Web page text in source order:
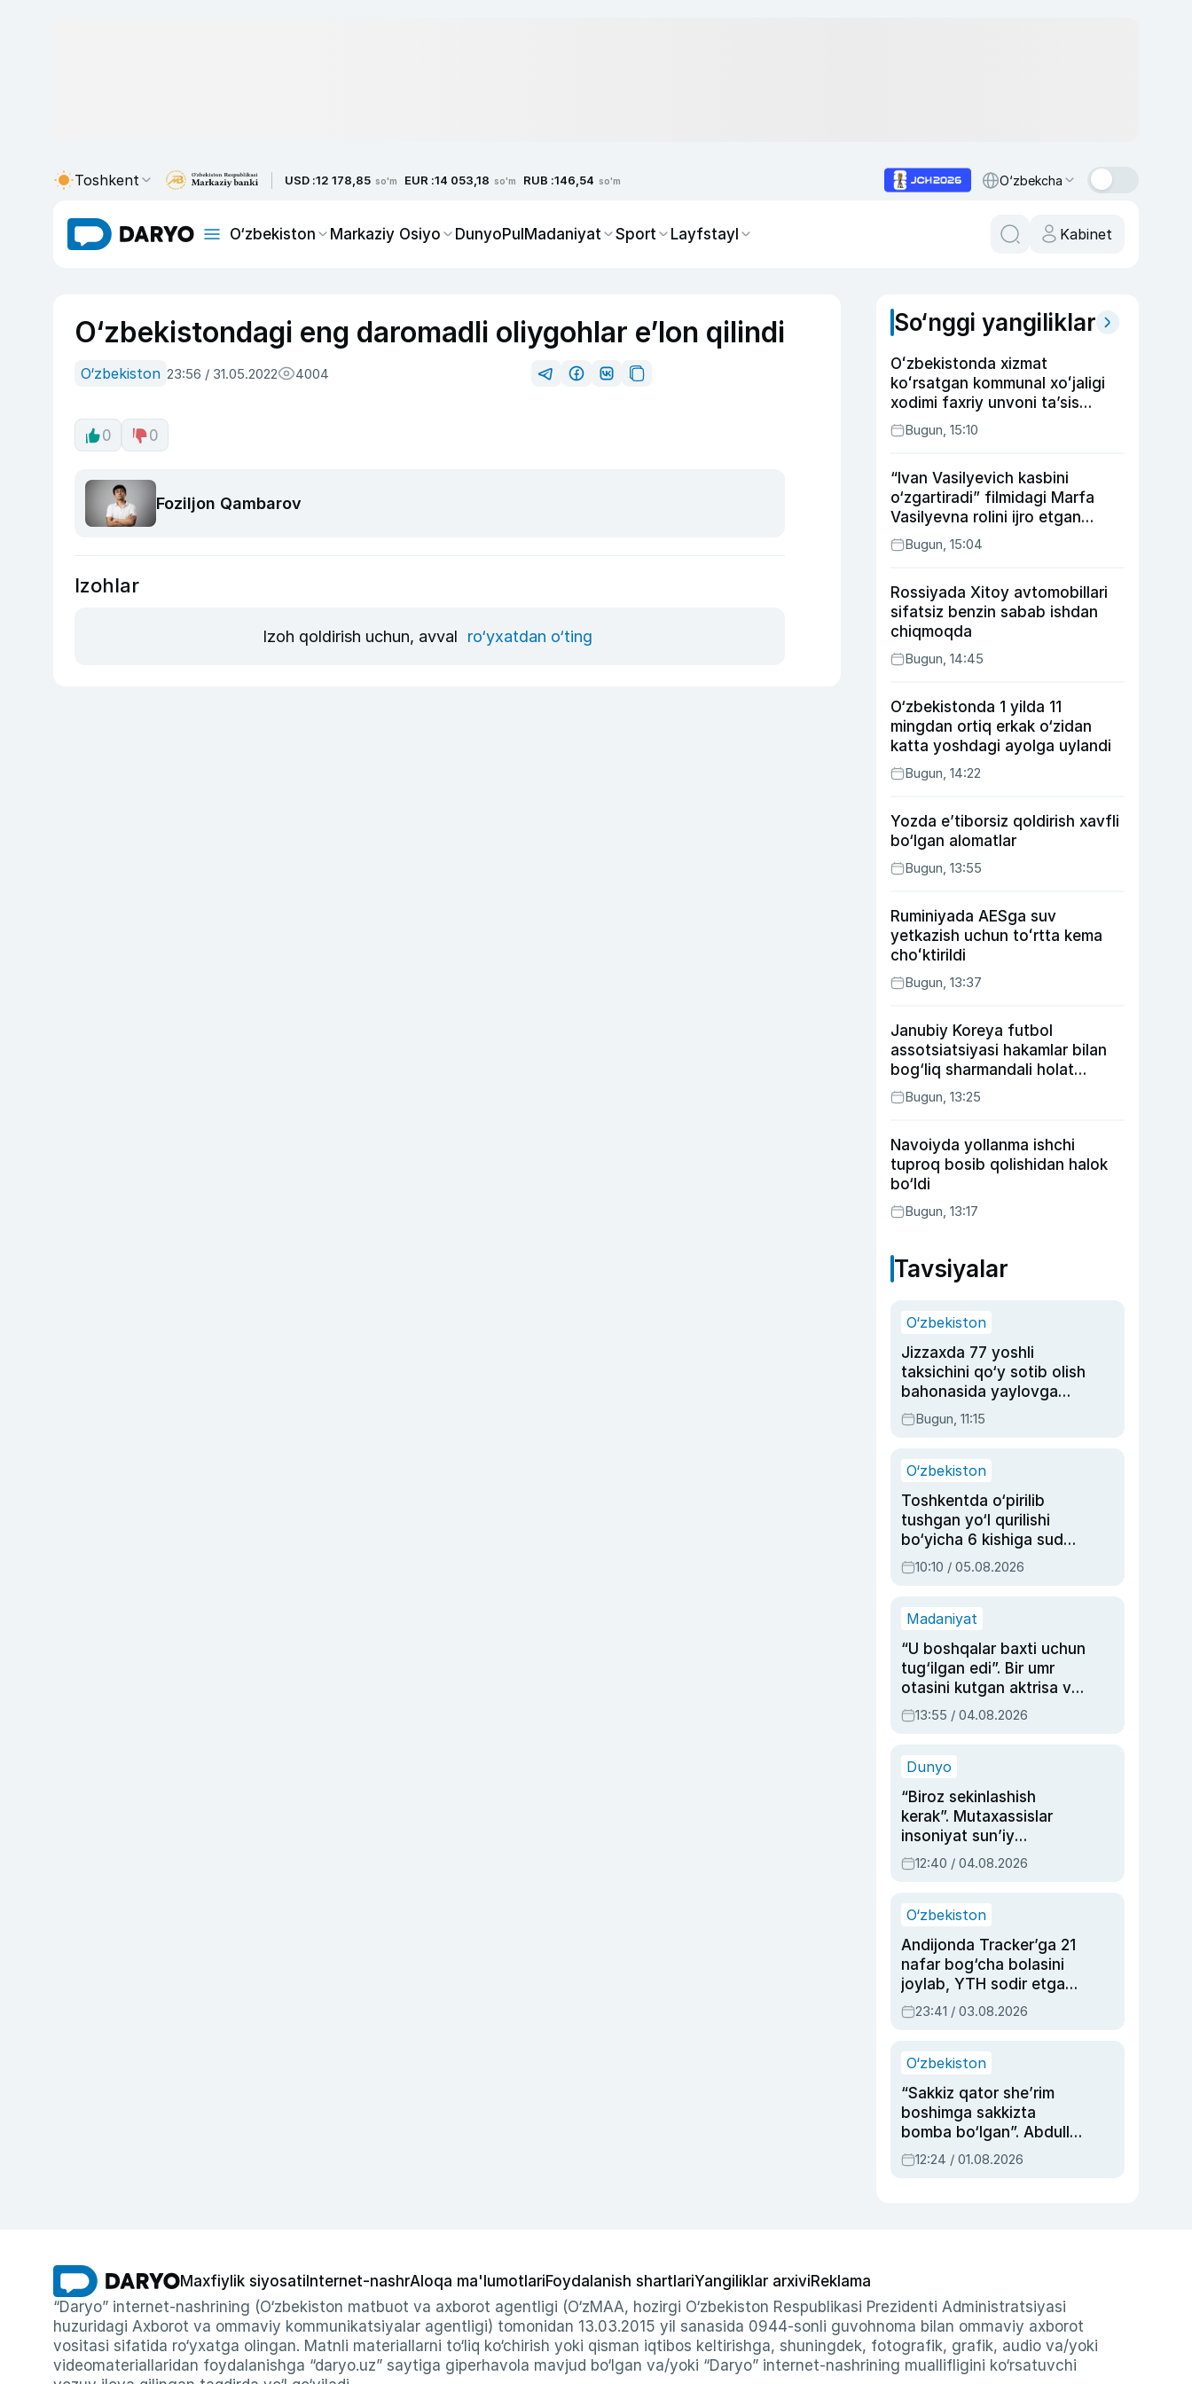
Toshkent USD :12 178,85 so'm EUR :14 053,18 so'm RUB :146,54 so'm O‘zbekcha
O‘zbekiston Markaziy Osiyo DunyoPulMadaniyat Sport Layfstayl Kabinet
O‘zbekistondagi eng daromadli oliygohlar e’lon qilindi
O‘zbekiston 23:56 / 31.05.2022 4004
0 0
Foziljon Qambarov
Izohlar
Izoh qoldirish uchun, avval ro‘yxatdan o‘ting
So‘nggi yangiliklar
Oʻzbekistonda xizmat
koʻrsatgan kommunal xoʻjaligi
xodimi faxriy unvoni taʼsis
etilishi mumkin
Bugun, 15:10
“Ivan Vasilyevich kasbini
o‘zgartiradi” filmidagi Marfa
Vasilyevna rolini ijro etgan
aktrisaning taqdiri qanday
kechdi?
Bugun, 15:04
Rossiyada Xitoy avtomobillari
sifatsiz benzin sabab ishdan
chiqmoqda
Bugun, 14:45
O‘zbekistonda 1 yilda 11
mingdan ortiq erkak o‘zidan
katta yoshdagi ayolga uylandi
Bugun, 14:22
Yozda e’tiborsiz qoldirish xavfli
bo‘lgan alomatlar
Bugun, 13:55
Ruminiyada AESga suv
yetkazish uchun toʻrtta kema
choʻktirildi
Bugun, 13:37
Janubiy Koreya futbol
assotsiatsiyasi hakamlar bilan
bog‘liq sharmandali holat
bo‘yicha bayonot berdi
Bugun, 13:25
Navoiyda yollanma ishchi
tuproq bosib qolishidan halok
bo‘ldi
Bugun, 13:17
Tavsiyalar
O‘zbekiston
Jizzaxda 77 yoshli
taksichini qo‘y sotib olish
bahonasida yaylovga
olib borib o‘ldirgan yigit
20 yilga qamaldi
Bugun, 11:15
O‘zbekiston
Toshkentda o‘pirilib
tushgan yo‘l qurilishi
bo‘yicha 6 kishiga sud
hukmi o‘qildi
10:10 / 05.08.2026
Madaniyat
“U boshqalar baxti uchun
tug‘ilgan edi”. Bir umr
otasini kutgan aktrisa va
dublyaj ustasi Rimma
Ahmedovaning
13:55 / 04.08.2026
Dunyo
“Biroz sekinlashish
kerak”. Mutaxassislar
insoniyat sun’iy
intellektni boshqara
olmay qolishidan xavotir
12:40 / 04.08.2026
O‘zbekiston
Andijonda Tracker’ga 21
nafar bog‘cha bolasini
joylab, YTH sodir etgan
ayolga sud hukmi o‘qildi
23:41 / 03.08.2026
O‘zbekiston
“Sakkiz qator she’rim
boshimga sakkizta
bomba bo‘lgan”. Abdulla
Oripovni siyosiy
ayblovlardan asrab
12:24 / 01.08.2026
Maxfiylik siyosati Internet-nashrAloqa ma'lumotlariFoydalanish shartlariYangiliklar arxiviReklama
“Daryo” internet-nashrining (O‘zbekiston matbuot va axborot agentligi (O‘zMAA, hozirgi O‘zbekiston Respublikasi Prezidenti Administratsiyasi
huzuridagi Axborot va ommaviy kommunikatsiyalar agentligi) tomonidan 13.03.2015 yil sanasida 0944-sonli guvohnoma bilan ommaviy axborot
vositasi sifatida ro‘yxatga olingan. Matnli materiallarni to‘liq ko‘chirish yoki qisman iqtibos keltirishga, shuningdek, fotografik, grafik, audio va/yoki
videomateriallaridan foydalanishga “daryo.uz” saytiga giperhavola mavjud bo‘lgan va/yoki “Daryo” internet-nashrining muallifligini ko‘rsatuvchi